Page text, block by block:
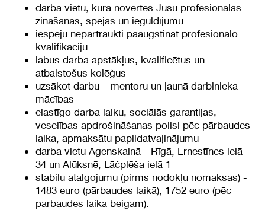
darba vietu, kurā novērtēs Jūsu profesionālās
zināšanas, spējas un ieguldījumu
iespēju nepārtraukti paaugstināt profesionālo
kvalifikāciju
labus darba apstākļus, kvalificētus un
atbalstošus kolēģus
uzsākot darbu – mentoru un jaunā darbinieka
mācības
elastīgo darba laiku, sociālās garantijas,
veselības apdrošināšanas polisi pēc pārbaudes
laika, apmaksātu papildatvaļinājumu
darba vietu Āgenskalnā - Rīgā, Ernestīnes ielā
34 un Alūksnē, Lāčplēša ielā 1
stabilu atalgojumu (pirms nodokļu nomaksas) -
1483 euro (pārbaudes laikā), 1752 euro (pēc
pārbaudes laika beigām).